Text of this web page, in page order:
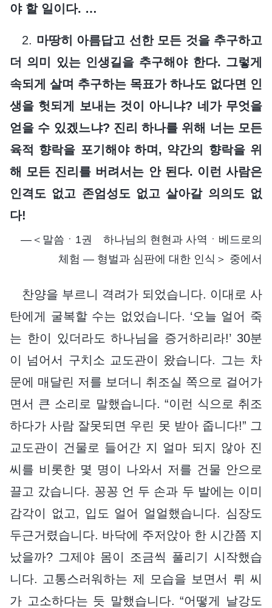
야 할 일이다. …
2. 마땅히 아름답고 선한 모든 것을 추구하고
더 의미 있는 인생길을 추구해야 한다. 그렇게
속되게 살며 추구하는 목표가 하나도 없다면 인
생을 헛되게 보내는 것이 아니냐? 네가 무엇을
얻을 수 있겠느냐? 진리 하나를 위해 너는 모든
육적 향락을 포기해야 하며, 약간의 향락을 위
해 모든 진리를 버려서는 안 된다. 이런 사람은
인격도 없고 존엄성도 없고 살아갈 의의도 없
다!
―＜말씀ㆍ1권 하나님의 현현과 사역ㆍ베드로의
체험 ― 형벌과 심판에 대한 인식＞ 중에서
찬양을 부르니 격려가 되었습니다. 이대로 사
탄에게 굴복할 수는 없었습니다. ‘오늘 얼어 죽
는 한이 있더라도 하나님을 증거하리라!’ 30분
이 넘어서 구치소 교도관이 왔습니다. 그는 차
문에 매달린 저를 보더니 취조실 쪽으로 걸어가
면서 큰 소리로 말했습니다. “이런 식으로 취조
하다가 사람 잘못되면 우린 못 받아 줍니다!” 그
교도관이 건물로 들어간 지 얼마 되지 않아 진
씨를 비롯한 몇 명이 나와서 저를 건물 안으로
끌고 갔습니다. 꽁꽁 언 두 손과 두 발에는 이미
감각이 없고, 입도 얼어 얼얼했습니다. 심장도
두근거렸습니다. 바닥에 주저앉아 한 시간쯤 지
났을까? 그제야 몸이 조금씩 풀리기 시작했습
니다. 고통스러워하는 제 모습을 보면서 뤼 씨
가 고소하다는 듯 말했습니다. “어떻게 날강도